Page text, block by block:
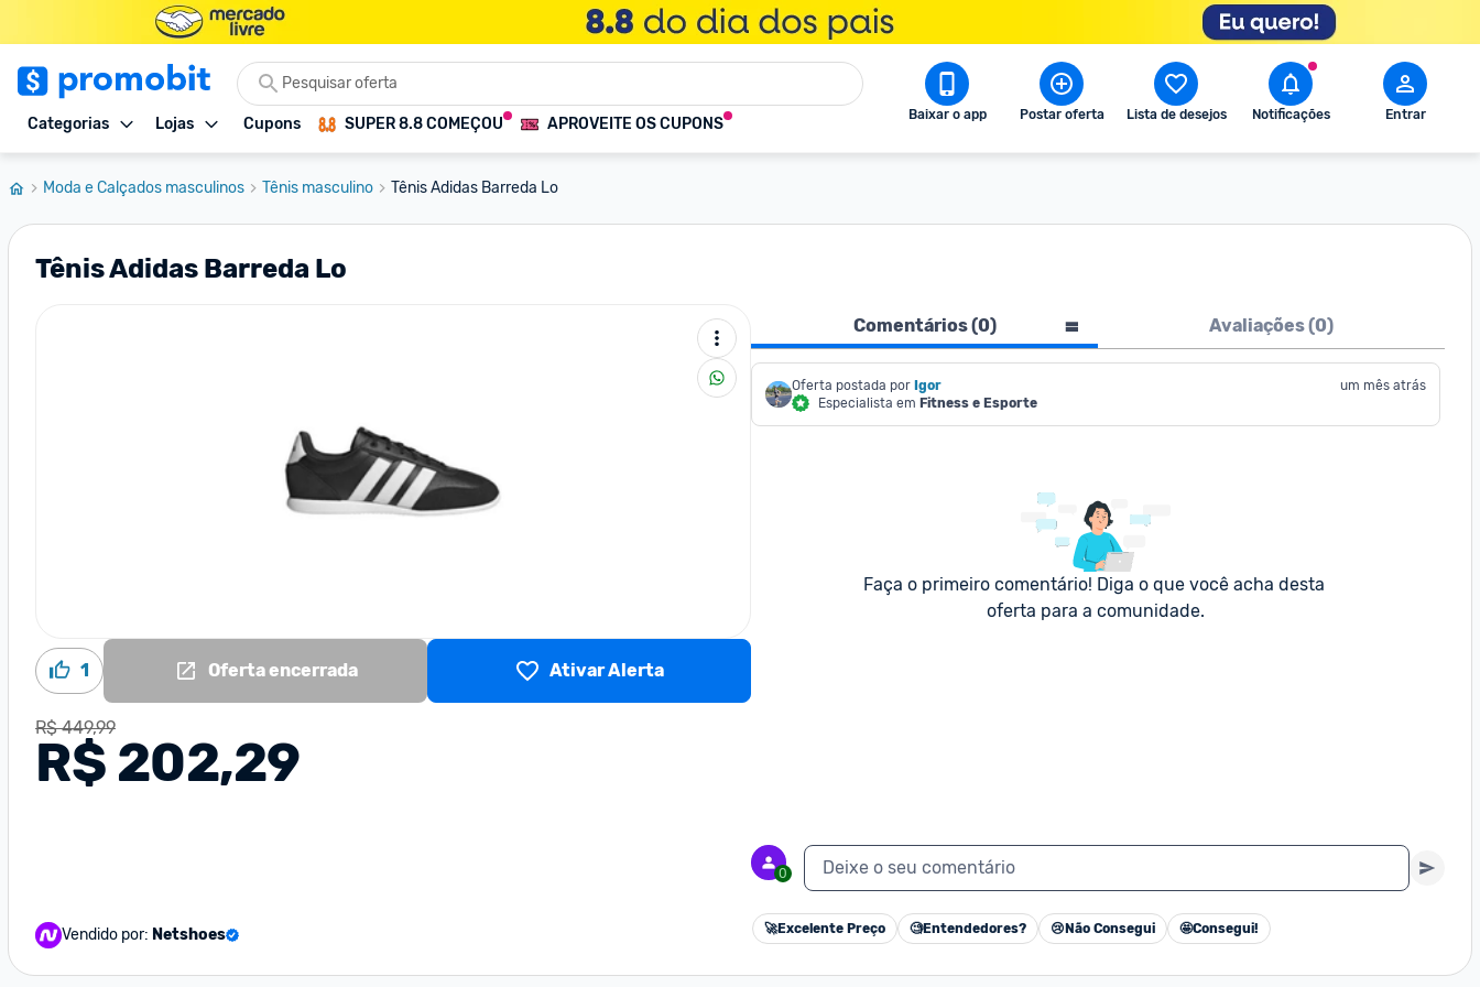
Categorias Lojas Cupons SUPER 8.8 COMEÇOU APROVEITE OS CUPONS Baixar o app Postar oferta Lista de desejos Notificações Entrar
Moda e Calçados masculinos Tênis masculino Tênis Adidas Barreda Lo
Tênis Adidas Barreda Lo
1 Oferta encerrada Ativar Alerta
R$ 449,99
R$ 202,29
Vendido por: Netshoes
Comentários (0) Avaliações (0)
Oferta postada por Igor
Especialista em Fitness e Esporte
um mês atrás
Faça o primeiro comentário! Diga o que você acha desta
oferta para a comunidade.
0 Deixe o seu comentário
🚀Excelente Preço 🧐Entendedores? 😢 Não Consegui 🤩Consegui!